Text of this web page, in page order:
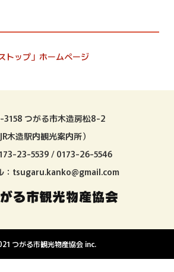
トップ」ホームページ
3158 つがる市木造房松8-2
JR木造駅内観光案内所）
23-5539 / 0173-26-5546
：tsugaru.kanko@gmail.com
つがる市観光物産協会 inc.